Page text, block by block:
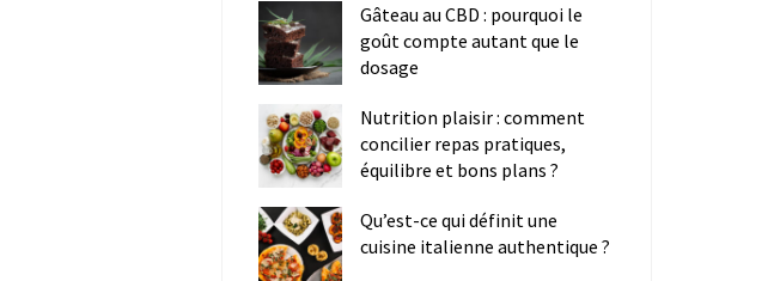
Gâteau au CBD : pourquoi le
goût compte autant que le
dosage
Nutrition plaisir : comment
concilier repas pratiques,
équilibre et bons plans ?
Qu’est-ce qui définit une
cuisine italienne authentique ?